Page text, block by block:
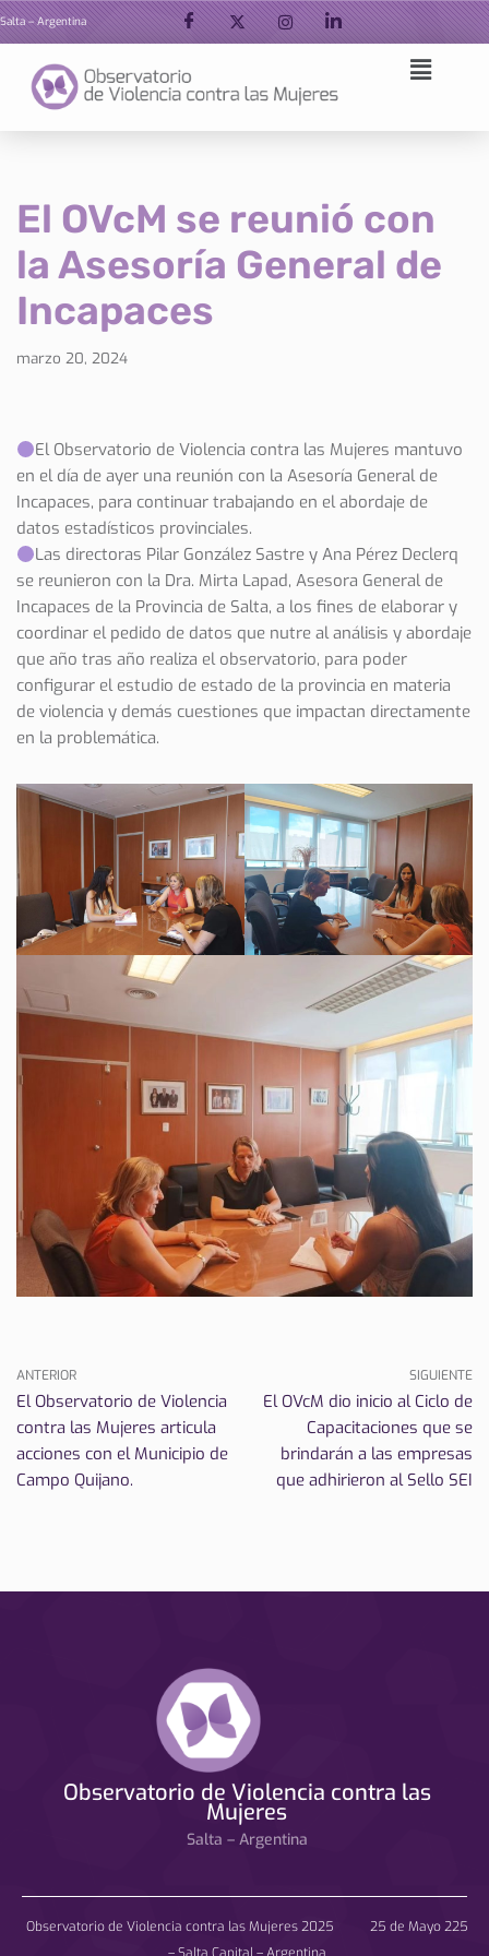
contenido
Salta – Argentina
El OVcM se reunió con
la Asesoría General de
Incapaces
marzo 20, 2024
El Observatorio de Violencia contra las Mujeres mantuvo
en el día de ayer una reunión con la Asesoría General de
Incapaces, para continuar trabajando en el abordaje de
datos estadísticos provinciales.
Las directoras Pilar González Sastre y Ana Pérez Declerq
se reunieron con la Dra. Mirta Lapad, Asesora General de
Incapaces de la Provincia de Salta, a los fines de elaborar y
coordinar el pedido de datos que nutre al análisis y abordaje
que año tras año realiza el observatorio, para poder
configurar el estudio de estado de la provincia en materia
de violencia y demás cuestiones que impactan directamente
en la problemática.
ANTERIOR
El Observatorio de Violencia
contra las Mujeres articula
acciones con el Municipio de
Campo Quijano.
SIGUIENTE
El OVcM dio inicio al Ciclo de
Capacitaciones que se
brindarán a las empresas
que adhirieron al Sello SEI
Observatorio de Violencia contra las
Mujeres
Salta – Argentina
Observatorio de Violencia contra las Mujeres 2025 25 de Mayo 225